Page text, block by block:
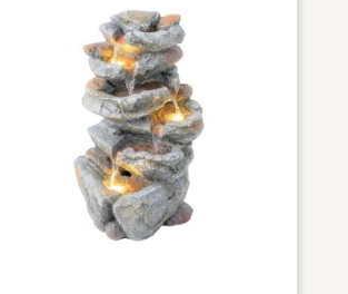
bien sûr beaucoup de place pour la décoration
comme les plantes, les pierres et les figurines.
Polyvalent : idéal comme bain d'oiseaux de
jardin ou comme bol décoratif d'extérieur avec
jeu d'eau pour terrasse et balcon - L'eau
pétillante a un effet apaisant et relaxant.
Protection de l'environnement : notre fontaine
solaire n'est pas seulement décorative, mais
peut également contribuer activement au bien-
être des animaux en tant que bain d'oiseaux
ou source d'eau pour les abeilles mellifères.